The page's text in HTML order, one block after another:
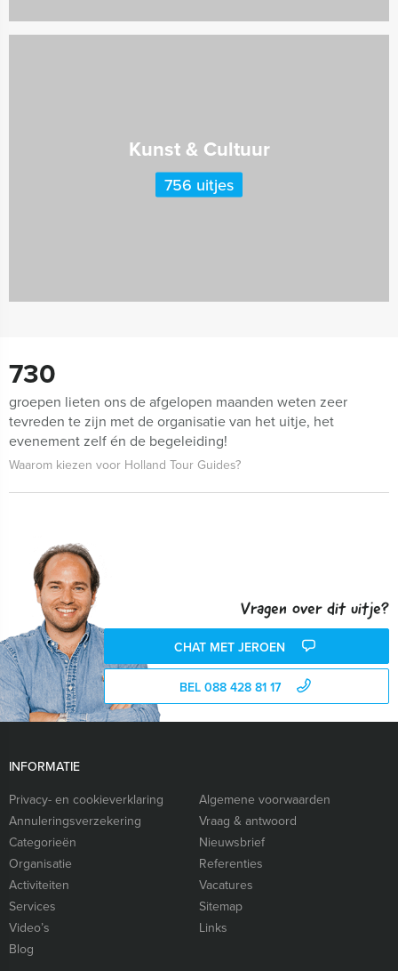
Kunst & Cultuur
756 uitjes
730
groepen lieten ons de afgelopen maanden weten zeer
tevreden te zijn met de organisatie van het uitje, het
evenement zelf én de begeleiding!
Waarom kiezen voor Holland Tour Guides?
Vragen over dit uitje?
CHAT MET JEROEN
BEL 088 428 81 17
INFORMATIE
Privacy- en cookieverklaring
Algemene voorwaarden
Annuleringsverzekering
Vraag & antwoord
Categorieën
Nieuwsbrief
Organisatie
Referenties
Activiteiten
Vacatures
Services
Sitemap
Video’s
Links
Blog